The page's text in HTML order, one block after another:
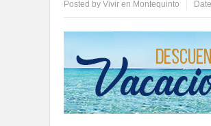
Posted by Vivir en Montequinto